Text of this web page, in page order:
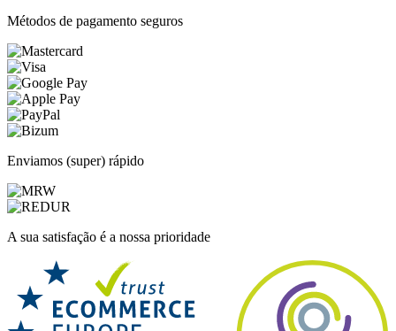
Métodos de pagamento seguros
Enviamos (super) rápido
A sua satisfação é a nossa prioridade